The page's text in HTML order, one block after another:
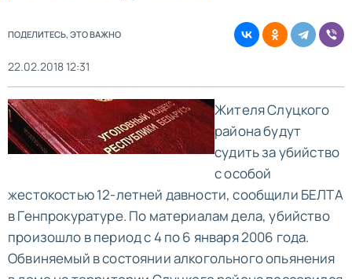
ПОДЕЛИТЕСЬ, ЭТО ВАЖНО
22.02.2018 12:31
Жителя Слуцкого
района будут
судить за убийство
с особой
жестокостью 12-летней давности, сообщили БЕЛТА
в Генпрокуратуре. По материалам дела, убийство
произошло в период с 4 по 6 января 2006 года.
Обвиняемый в состоянии алкогольного опьянения